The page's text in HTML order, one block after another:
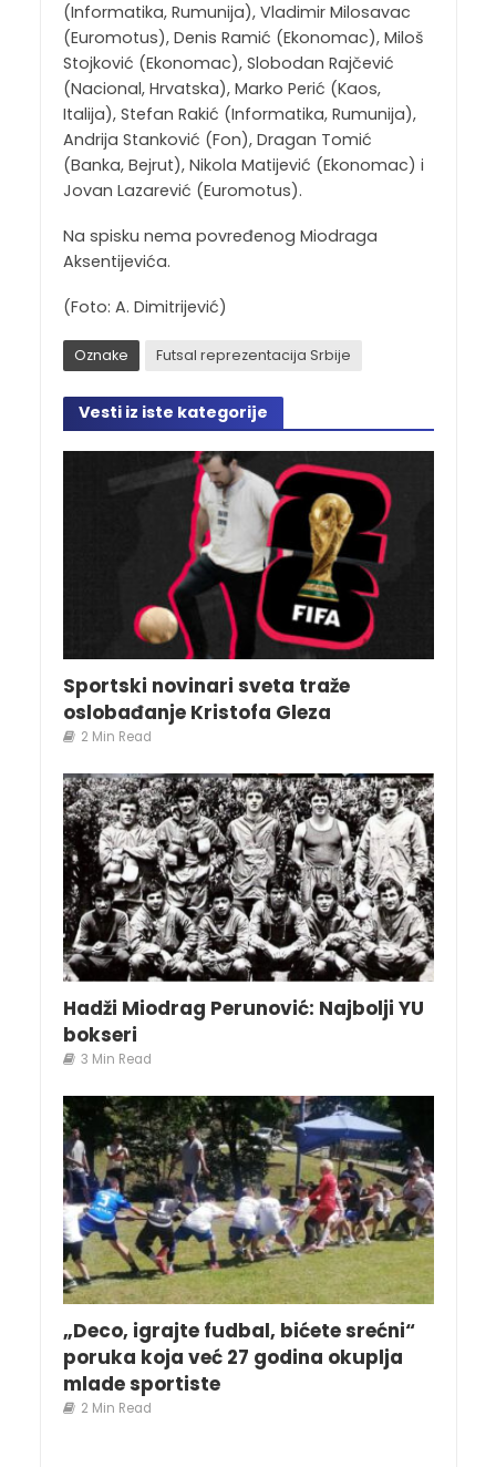
(Informatika, Rumunija), Vladimir Milosavac
(Euromotus), Denis Ramić (Ekonomac), Miloš
Stojković (Ekonomac), Slobodan Rajčević
(Nacional, Hrvatska), Marko Perić (Kaos,
Italija), Stefan Rakić (Informatika, Rumunija),
Andrija Stanković (Fon), Dragan Tomić
(Banka, Bejrut), Nikola Matijević (Ekonomac) i
Jovan Lazarević (Euromotus).
Na spisku nema povređenog Miodraga
Aksentijevića.
(Foto: A. Dimitrijević)
Oznake Futsal reprezentacija Srbije
Vesti iz iste kategorije
Sportski novinari sveta traže
oslobađanje Kristofa Gleza
2 Min Read
Hadži Miodrag Perunović: Najbolji YU
bokseri
3 Min Read
„Deco, igrajte fudbal, bićete srećni“
poruka koja već 27 godina okuplja
mlade sportiste
2 Min Read